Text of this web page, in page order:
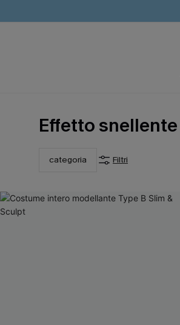
Effetto snellente
categoria Filtri